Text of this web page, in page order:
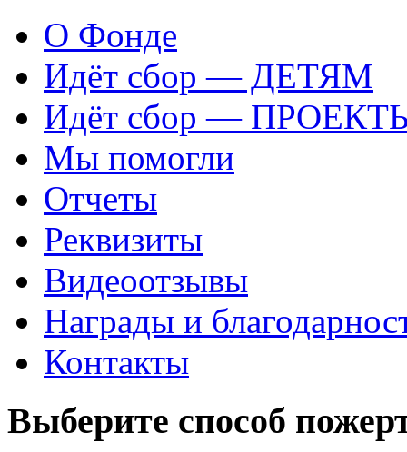
О Фонде
Идёт сбор — ДЕТЯМ
Идёт сбор —
Мы помогли
Отчеты
Реквизиты
Видеоотзывы
Награды и
Контакты
Выберите способ